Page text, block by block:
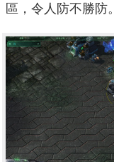
區，令人防不勝防。